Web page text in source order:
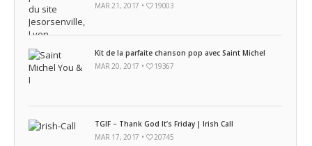
MAR 21, 2017 •
19003
Kit de la parfaite chanson pop avec Saint Michel
MAR 20, 2017 •
19367
TGIF – Thank God It’s Friday | Irish Call
MAR 17, 2017 •
20745